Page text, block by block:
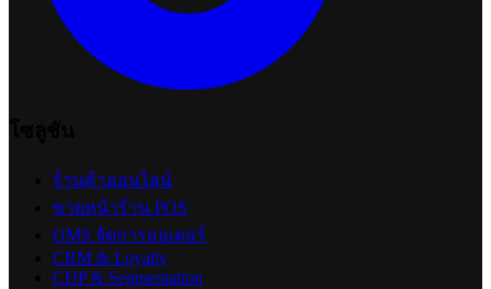
ร้านค้าออนไลน์
ขายหน้าร้าน POS
OMS จัดการออเดอร์
CRM & Loyalty
CDP & Segmentation